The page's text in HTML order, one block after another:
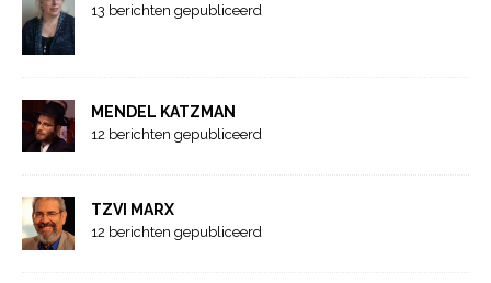
13 berichten gepubliceerd
MENDEL KATZMAN
12 berichten gepubliceerd
TZVI MARX
12 berichten gepubliceerd